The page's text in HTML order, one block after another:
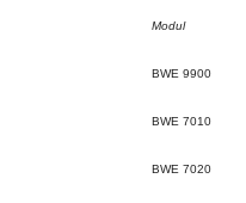
Modul
BWE 9900
BWE 7010
BWE 7020